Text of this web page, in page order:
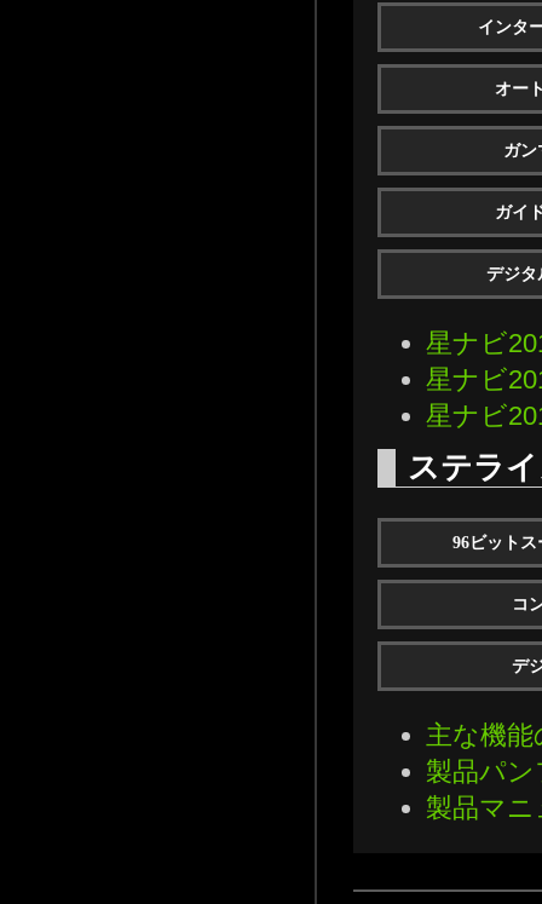
インタ
オー
ガン
ガイ
デジタ
星ナビ
星ナビ
星ナビ
ステラ
96ビット
コ
デ
主な機能
製品パ
製品マ